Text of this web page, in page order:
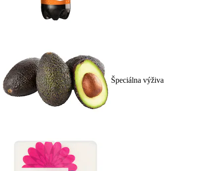
Špeciálna výživa